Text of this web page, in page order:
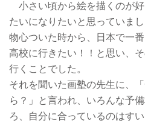
小さい頃から絵を描くのが
たいになりたいと思っていまし
物心ついた時から、日本で一
高校に行きたい！！と思い、
行くことでした。
それを聞いた画塾の先生に、
ら？」と言われ、いろんな予
ろ、自分に合っているのはす